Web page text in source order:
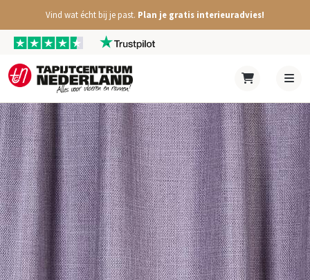
Vind wat écht bij je past. Plan je gratis interieuradvies!